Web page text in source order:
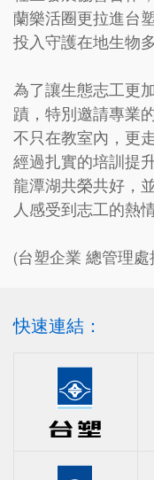
蘭樂活圈更拉進台
投入守護在地生物
為了讓生態志工更
蹟，特別邀請專業
不只在教室內，更
經過扎實的培訓提
龍潭湖共榮共好，
人感受到志工的熱
(台塑企業 總管理
快速連結：